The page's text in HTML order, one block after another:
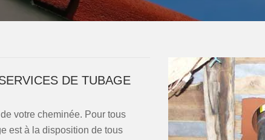
DE TUBAGE
votre cheminée. Pour tous
est à la disposition de tous